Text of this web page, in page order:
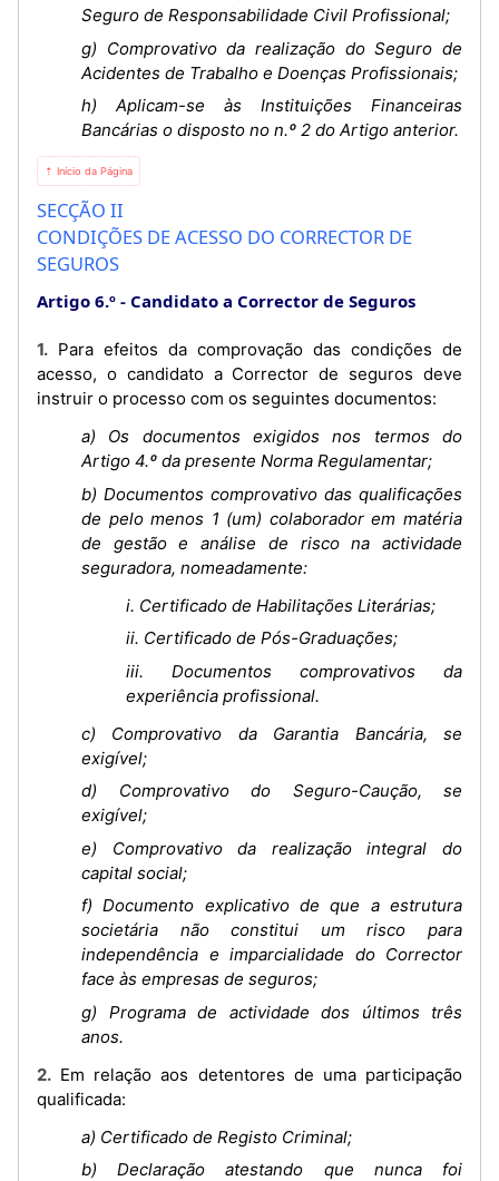
Seguro de Responsabilidade Civil Profissional;
g) Comprovativo da realização do Seguro de
Acidentes de Trabalho e Doenças Profissionais;
h) Aplicam-se às Instituições Financeiras
Bancárias o disposto no n.º 2 do Artigo anterior.
⇡ Início da Página
SECÇÃO II
CONDIÇÕES DE ACESSO DO CORRECTOR DE
SEGUROS
Artigo 6.º Candidato a Corrector de Seguros
1. Para efeitos da comprovação das condições de
acesso, o candidato a Corrector de seguros deve
instruir o processo com os seguintes documentos:
a) Os documentos exigidos nos termos do
Artigo 4.º da presente Norma Regulamentar;
b) Documentos comprovativo das qualificações
de pelo menos 1 (um) colaborador em matéria
de gestão e análise de risco na actividade
seguradora, nomeadamente:
i. Certificado de Habilitações Literárias;
ii. Certificado de Pós-Graduações;
iii. Documentos comprovativos da
experiência profissional.
c) Comprovativo da Garantia Bancária, se
exigível;
d) Comprovativo do Seguro-Caução, se
exigível;
e) Comprovativo da realização integral do
capital social;
f) Documento explicativo de que a estrutura
societária não constitui um risco para
independência e imparcialidade do Corrector
face às empresas de seguros;
g) Programa de actividade dos últimos três
anos.
2. Em relação aos detentores de uma participação
qualificada:
a) Certificado de Registo Criminal;
b) Declaração atestando que nunca foi